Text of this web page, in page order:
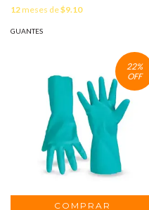
12meses de$9.10
GUANTES
22%
OFF